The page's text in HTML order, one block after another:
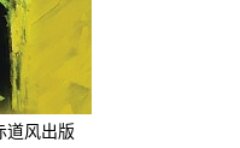
道风出版